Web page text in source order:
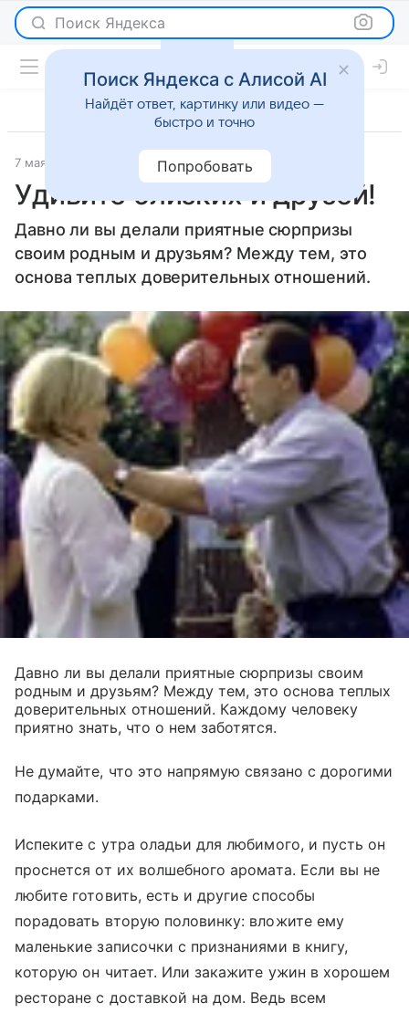
Поиск Яндекса
7 мая 2010
Удивите близких и друзей!
Давно ли вы делали приятные сюрпризы
своим родным и друзьям? Между тем, это
основа теплых доверительных отношений.
Давно ли вы делали приятные сюрпризы своим
родным и друзьям? Между тем, это основа теплых
доверительных отношений. Каждому человеку
приятно знать, что о нем заботятся.
Не думайте, что это напрямую связано с дорогими
подарками.
Испеките с утра оладьи для любимого, и пусть он
проснется от их волшебного аромата. Если вы не
любите готовить, есть и другие способы
порадовать вторую половинку: вложите ему
маленькие записочки с признаниями в книгу,
которую он читает. Или закажите ужин в хорошем
ресторане с доставкой на дом. Ведь всем
Поиск Яндекса с Алисой AI
Найдёт ответ, картинку или видео —
быстро и точно
Попробовать